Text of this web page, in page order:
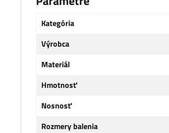
Kategória
Výrobca
Materiál
Hmotnosť
Nosnosť
Rozmery balenia